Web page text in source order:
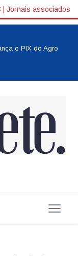
| Jornais associados
o PIX do Agro |